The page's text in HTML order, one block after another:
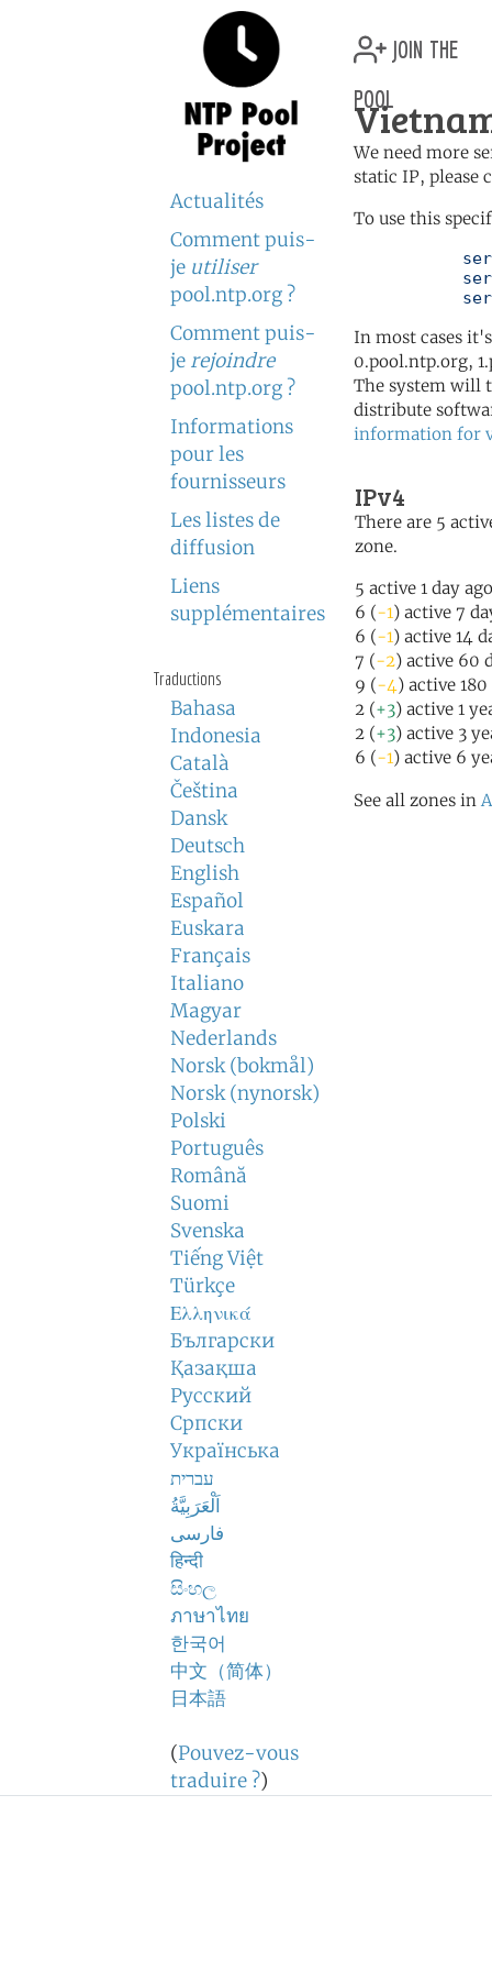
Actualités
Comment puis-
je utiliser
pool.ntp.org ?
Comment puis-
je rejoindre
pool.ntp.org ?
Informations
pour les
fournisseurs
Les listes de
diffusion
Liens
supplémentaires
Traductions
Bahasa
Indonesia
Català
Čeština
Dansk
Deutsch
English
Español
Euskara
Français
Italiano
Magyar
Nederlands
Norsk (bokmål)
Norsk (nynorsk)
Polski
Português
Română
Suomi
Svenska
Tiếng Việt
Türkçe
Ελληνικά
Български
Қазақша
Русский
Српски
Українська
עברית
اَلْعَرَبِيَّةُ
فارسی
हिन्दी
සිංහල
ภาษาไทย
한국어
中文（简体）
日本語
(Pouvez-vous
traduire ?)
join the
pool
We need more
static IP, please
To use this
In most cases
0.pool.ntp.org,
The system will
distribute
information for
IPv4
There are 5
zone.
5 active 1 day ago
6 (-1) active 7
6 (-1) active 14
7 (-2) active 60
9 (-4) active 180
2 (+3) active 1
2 (+3) active 3
6 (-1) active 6
See all zones in